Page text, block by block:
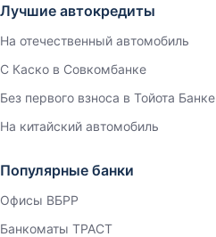
Лучшие автокредиты
На отечественный автомобиль
С Каско в Совкомбанке
Без первого взноса в Тойота Банке
На китайский автомобиль
Популярные банки
Офисы ВБРР
Банкоматы ТРАСТ